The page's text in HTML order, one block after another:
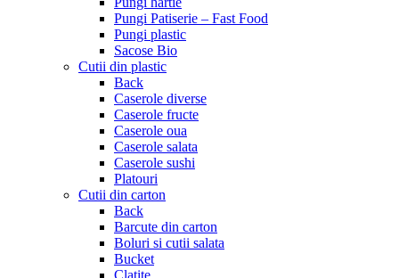
Pungi Patiserie – Fast Food
Pungi plastic
Sacose Bio
Cutii din plastic
Back
Caserole diverse
Caserole fructe
Caserole oua
Caserole salata
Caserole sushi
Platouri
Cutii din carton
Back
Barcute din carton
Boluri si cutii salata
Bucket
Clatite